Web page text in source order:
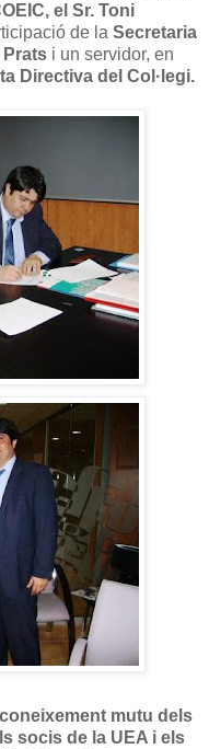
el Sr. Toni
de la Secretaria
Prats i un servidor, en
Directiva del Col·legi.
mutu dels
socis de la UEA i els